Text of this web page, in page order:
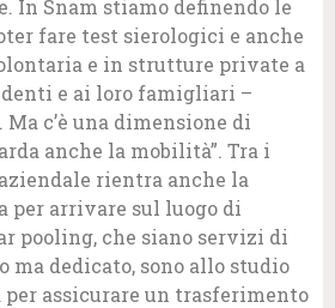
In Snam stiamo definendo le
fare test sierologici e anche
e in strutture private a
e ai loro famigliari –
c’è una dimensione di
anche la mobilità”. Tra i
rientra anche la
per arrivare sul luogo di
pooling, che siano servizi di
dedicato, sono allo studio
assicurare un trasferimento